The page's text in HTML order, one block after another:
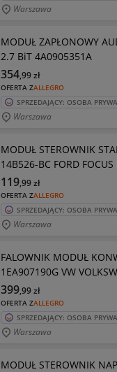
Warszawa
MODUŁ ZAPŁONOWY
2.7 BiT 4A0905351A
OFERTA ZALLEGRO
354,99zł
SPRZEDAJĄCY: OSOBA
Warszawa
MODUŁ STEROWNIK
14B526-BC FORD
OFERTA ZALLEGRO
119,99zł
SPRZEDAJĄCY: OSOBA
Warszawa
FALOWNIK MODUŁ
1EA907190G VW
OFERTA ZALLEGRO
399,99zł
SPRZEDAJĄCY: OSOBA
Warszawa
MODUŁ STEROWNIK